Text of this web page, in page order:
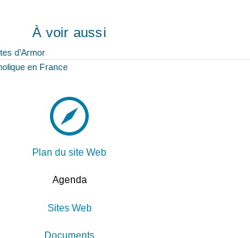
À voir aussi
Plan du site Web
Agenda
Sites Web
Documents